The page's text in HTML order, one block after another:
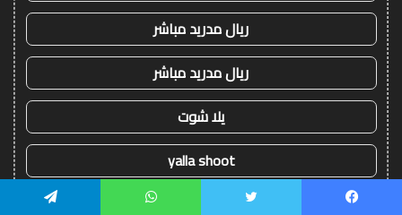
ريال مدريد مباشر
ريال مدريد مباشر
يلا شوت
yalla shoot
مباريات اليوم مباشر